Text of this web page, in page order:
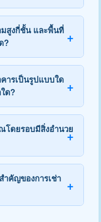
สูงกี่ชั้น และพื้นที่
?
ารเป็นรูปแบบใด
ด?
โดยรอบมีสิ่งอำนวย
ำคัญของการเช่า